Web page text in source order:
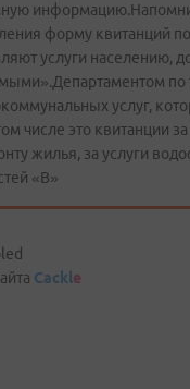
форму квитанций
услуги населению,
услуг,
числе это квитанции
жилья, за услуги
«В»
Cackle